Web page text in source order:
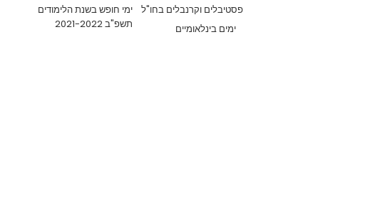
ימי חופש בשנת הלימודים
תשפ"ב 2021-2022
פסטיבלים וקרנבלים בחו"ל
ימים בינלאומיים